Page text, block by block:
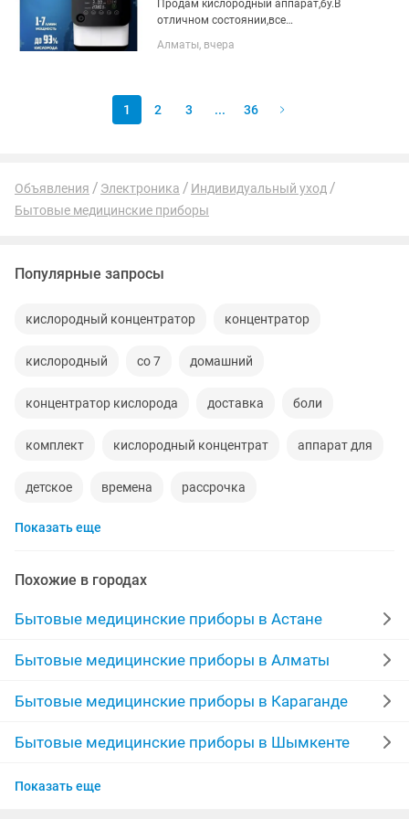
Продам кислородный аппарат,бу.В
отличном состоянии,все
деньги.Не звонить!!!Пишите
Алматы, вчера
1 2 3 ... 36
Объявления Электроника
Индивидуальный уход
Бытовые медицинские приборы
Популярные запросы
кислородный концентратор концентратор
кислородный со 7 домашний
концентратор кислорода доставка боли
комплект кислородный концентрат аппарат для
детское времена рассрочка
кислородный концентратор кислород
батарей апарат терапия мине
фотолампа желтухи мира эксплуатация
средств кварцевая комнате корпусы
цифровая новые модели устройство
помещений
Показать еще
Похожие в городах
Бытовые медицинские приборы в Астане
Бытовые медицинские приборы в Алматы
Бытовые медицинские приборы в Караганде
Бытовые медицинские приборы в Шымкенте
Бытовые медицинские приборы в Усть-
Показать еще